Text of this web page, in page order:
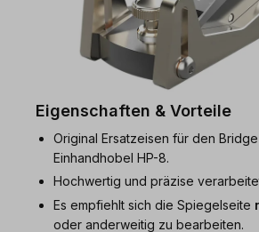
Eigenschaften & Vorteile
Original Ersatzeisen für den
Einhandhobel HP-8.
Hochwertig und präzise
Es empfiehlt sich die Spiegelseite
oder anderweitig zu bearbeiten.